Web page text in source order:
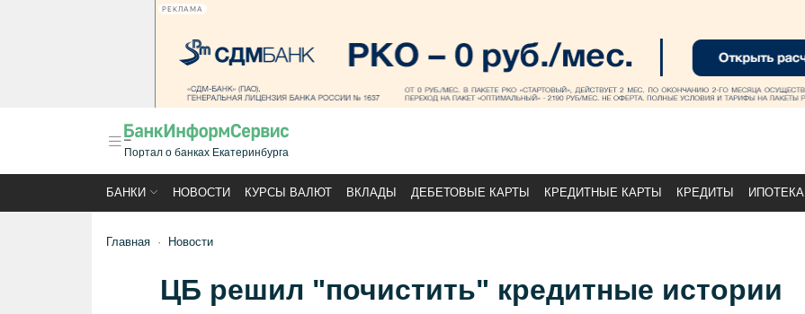
РЕКЛАМА
Портал о банках Екатеринбурга
БАНКИ НОВОСТИ КУРСЫ ВАЛЮТ ВКЛАДЫ ДЕБЕТОВЫЕ КАРТЫ КРЕДИТНЫЕ КАРТЫ КРЕДИТЫ ИПОТЕКА
Главная Новости
ЦБ решил "почистить" кредитные истории